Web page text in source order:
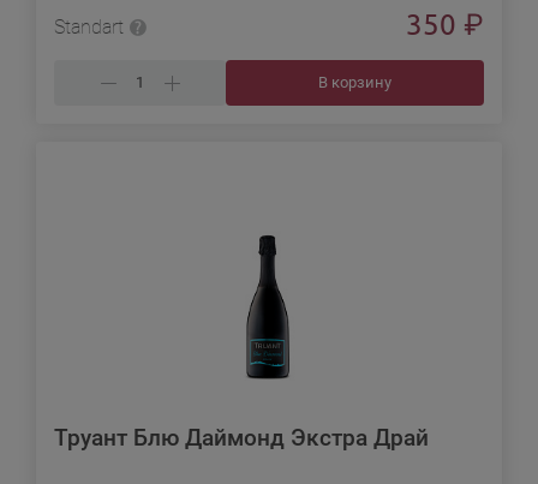
Standart 350 ₽
В корзину
Труант Блю Даймонд Экстра Драй